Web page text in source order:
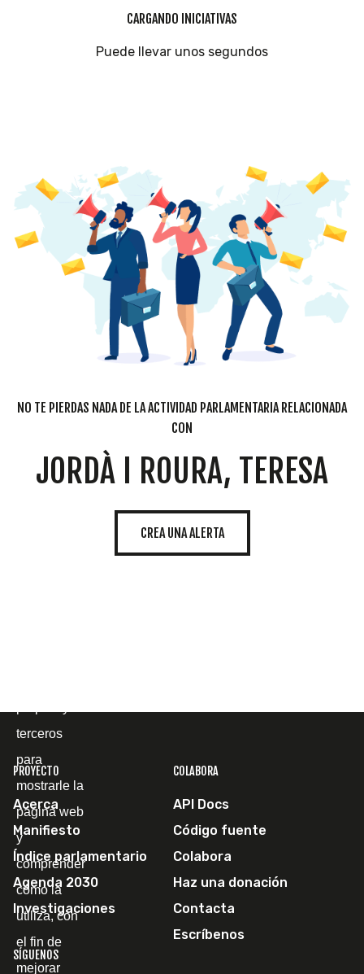
CARGANDO INICIATIVAS
Puede llevar unos segundos
NO TE PIERDAS NADA DE LA ACTIVIDAD PARLAMENTARIA RELACIONADA
CON
JORDÀ I ROURA, TERESA
CREA UNA ALERTA
PROYECTO
Acerca
Manifiesto
Índice parlamentario
Agenda 2030
Investigaciones
COLABORA
API Docs
Código fuente
Colabora
Haz una donación
Contacta
Escríbenos
SÍGUENOS
terceros
para
mostrarle la
página web
y
comprender
cómo la
utiliza, con
el fin de
mejorar